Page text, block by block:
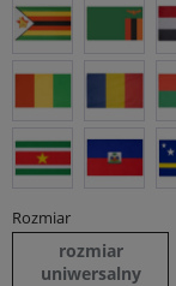
Rozmiar
rozmiar
uniwersalny